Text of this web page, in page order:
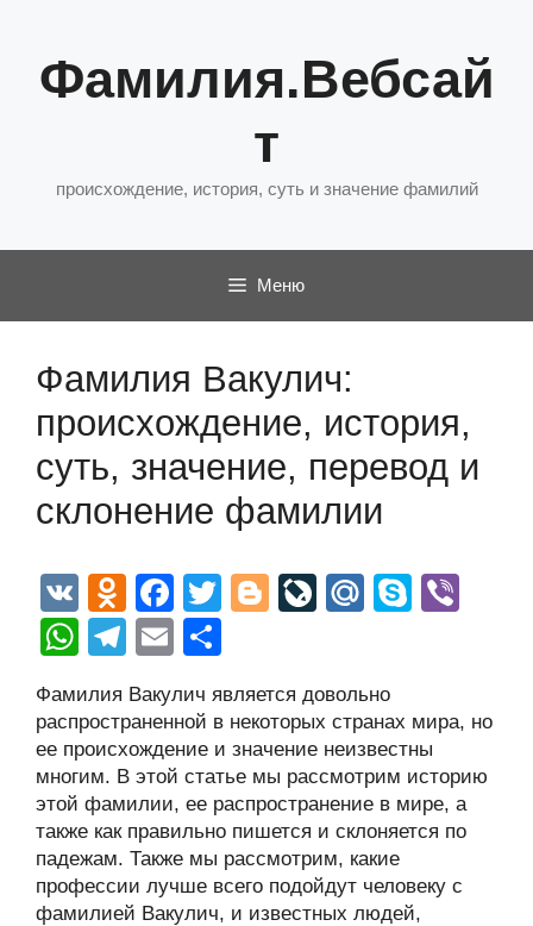
содержимому
Фамилия.Вебсай
т
происхождение, история, суть и значение фамилий
Меню
Фамилия Вакулич:
происхождение, история,
суть, значение, перевод и
склонение фамилии
V
K
O
d
n
o
kl
a
ss
ni
ki
F
a
c
e
b
o
o
k
T
er
Bl
g
er
Li
J
o
ur
n
al
M
u
S
e
W
at
s
A
p
p
T
e
gr
a
m
E
ail р
а
в
и
ть
Фамилия Вакулич является довольно
распространенной в некоторых странах мира, но
ее происхождение и значение неизвестны
многим. В этой статье мы рассмотрим историю
этой фамилии, ее распространение в мире, а
также как правильно пишется и склоняется по
падежам. Также мы рассмотрим, какие
профессии лучше всего подойдут человеку с
фамилией Вакулич, и известных людей,